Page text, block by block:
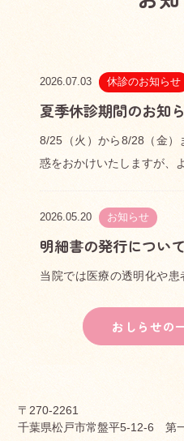
2026.07.03 休診のお知らせ
夏季休診期間のお知
8/25（火）から8/28（金
惑をおかけいたしますが、
2026.05.20 お知らせ
明細書の発行について
当院では医療の透明化や
めていく観点から、領収
かる明細書を無料で発行し
職員募集
医療事務経験のある事務職
おしらせの
〒270-2261
千葉県松戸市常盤平5-12-6 第